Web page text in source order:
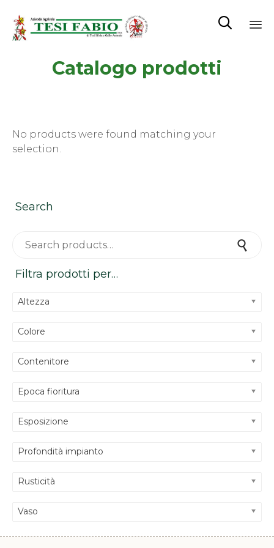

Catalogo prodotti
No products were found matching your
selection.
Search
Filtra prodotti per…
Altezza
Colore
Contenitore
Epoca fioritura
Esposizione
Profondità impianto
Rusticità
Vaso